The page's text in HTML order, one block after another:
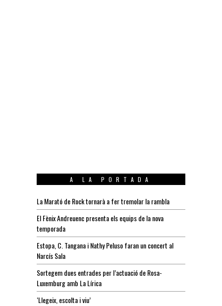
A LA PORTADA
La Marató de Rock tornarà a fer tremolar la rambla
El Fènix Andreuenc presenta els equips de la nova
temporada
Estopa, C. Tangana i Nathy Peluso faran un concert al
Narcís Sala
Sortegem dues entrades per l’actuació de Rosa-
Luxemburg amb La Lírica
‘Llegeix, escolta i viu’